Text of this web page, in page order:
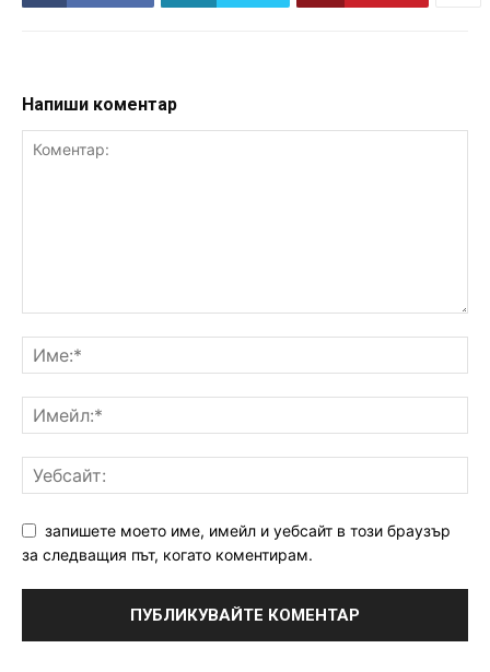
Напиши коментар
запишете моето име, имейл и уебсайт в този браузър
за следващия път, когато коментирам.